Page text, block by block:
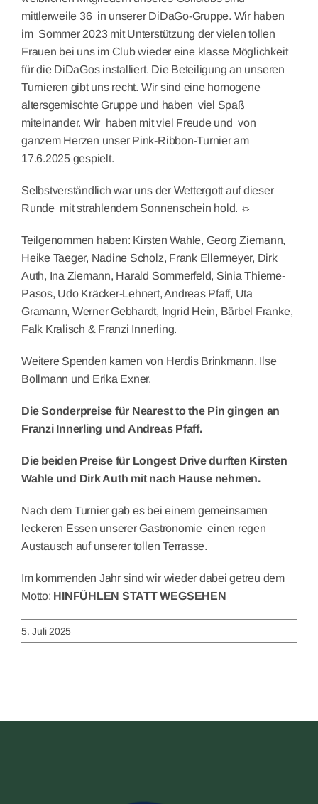
mittlerweile 36 in unserer DiDaGo-Gruppe. Wir haben
im Sommer 2023 mit Unterstützung der vielen tollen
Frauen bei uns im Club wieder eine klasse Möglichkeit
für die DiDaGos installiert. Die Beteiligung an unseren
Turnieren gibt uns recht. Wir sind eine homogene
altersgemischte Gruppe und haben viel Spaß
miteinander. Wir haben mit viel Freude und von
ganzem Herzen unser Pink-Ribbon-Turnier am
17.6.2025 gespielt.
Selbstverständlich war uns der Wettergott auf dieser
Runde mit strahlendem Sonnenschein hold. ☼
Teilgenommen haben: Kirsten Wahle, Georg Ziemann,
Heike Taeger, Nadine Scholz, Frank Ellermeyer, Dirk
Auth, Ina Ziemann, Harald Sommerfeld, Sinia Thieme-
Pasos, Udo Kräcker-Lehnert, Andreas Pfaff, Uta
Gramann, Werner Gebhardt, Ingrid Hein, Bärbel Franke,
Falk Kralisch & Franzi Innerling.
Weitere Spenden kamen von Herdis Brinkmann, Ilse
Bollmann und Erika Exner.
Die Sonderpreise für Nearest to the Pin gingen an
Franzi Innerling und Andreas Pfaff.
Die beiden Preise für Longest Drive durften Kirsten
Wahle und Dirk Auth mit nach Hause nehmen.
Nach dem Turnier gab es bei einem gemeinsamen
leckeren Essen unserer Gastronomie einen regen
Austausch auf unserer tollen Terrasse.
Im kommenden Jahr sind wir wieder dabei getreu dem
Motto: HINFÜHLEN STATT WEGSEHEN
5. Juli 2025